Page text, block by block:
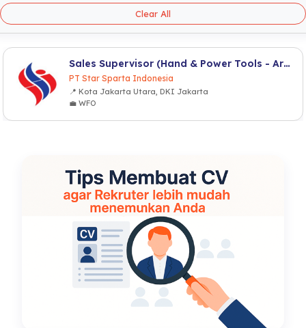
Clear All
Sales Supervisor (Hand & Power Tools - Area Jabodetabek)
PT Star Sparta Indonesia
📍 Kota Jakarta Utara, DKI Jakarta
💼 WFO